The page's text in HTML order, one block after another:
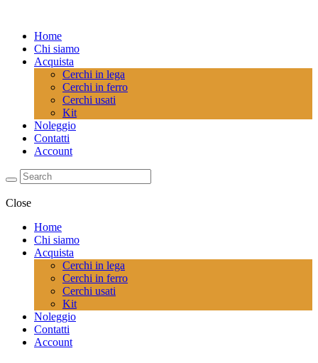
Home
Chi siamo
Acquista
Cerchi in lega
Cerchi in ferro
Cerchi usati
Kit
Noleggio
Contatti
Account
Close
Home
Chi siamo
Acquista
Cerchi in lega
Cerchi in ferro
Cerchi usati
Kit
Noleggio
Contatti
Account